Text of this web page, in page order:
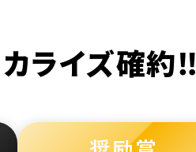
ライズ確約‼